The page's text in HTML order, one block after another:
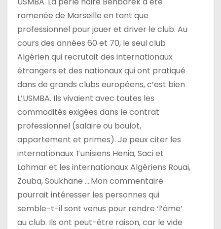
e
ramenée de Marseille en tant que
professionnel pour jouer et driver le club. Au
cours des années 60 et 70, le seul club
Algérien qui recrutait des internationaux
étrangers et des nationaux qui ont pratiqué
dans de grands clubs européens, c’est bien
L’USMBA. Ils vivaient avec toutes les
commodités exigées dans le contrat
professionnel (salaire ou boulot,
appartement et primes). Je peux citer les
internationaux Tunisiens Henia, Saci et
Lahmar et les internationaux Algériens Rouai,
Zouba, Soukhane ….Mon commentaire
pourrait intéresser les personnes qui
semble-t-il sont venus pour rendre ‘l’âme’
au club. Ils ont peut-être raison, car le vide